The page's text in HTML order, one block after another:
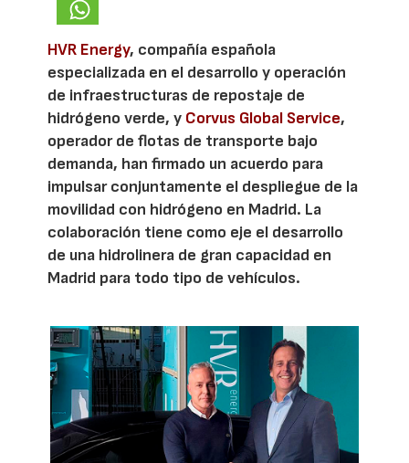
HVR Energy, compañía española
especializada en el desarrollo y operación
de infraestructuras de repostaje de
hidrógeno verde, y Corvus Global Service,
operador de flotas de transporte bajo
demanda, han firmado un acuerdo para
impulsar conjuntamente el despliegue de la
movilidad con hidrógeno en Madrid. La
colaboración tiene como eje el desarrollo
de una hidrolinera de gran capacidad en
Madrid para todo tipo de vehículos.